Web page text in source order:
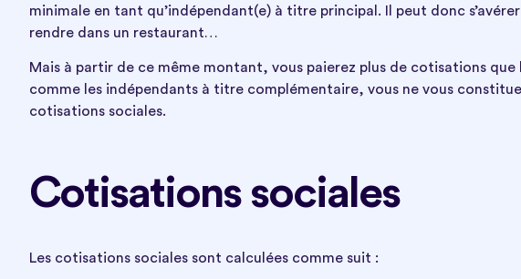
minimale en tant qu’indépendant(e) à titre principal. Il peut donc
rendre dans un restaurant…
Mais à partir de ce même montant, vous paierez plus de cotisations
comme les indépendants à titre complémentaire, vous ne vous
cotisations sociales.
Cotisations sociales
Les cotisations sociales sont calculées comme suit :